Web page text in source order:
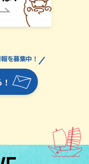
を募集中！